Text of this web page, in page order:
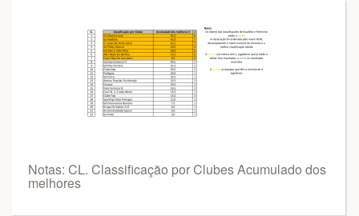
Notas: CL. Classificação por Clubes Acumulado dos
melhores